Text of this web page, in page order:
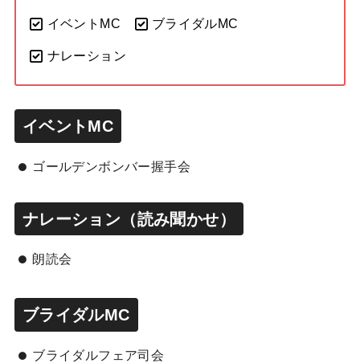
イベントMC ブライダルMC
ナレーション
イベントMC
ゴールデンボンバー握手会
ナレーション（読み聞かせ）
朗読会
ブライダルMC
ブライダルフェア司会